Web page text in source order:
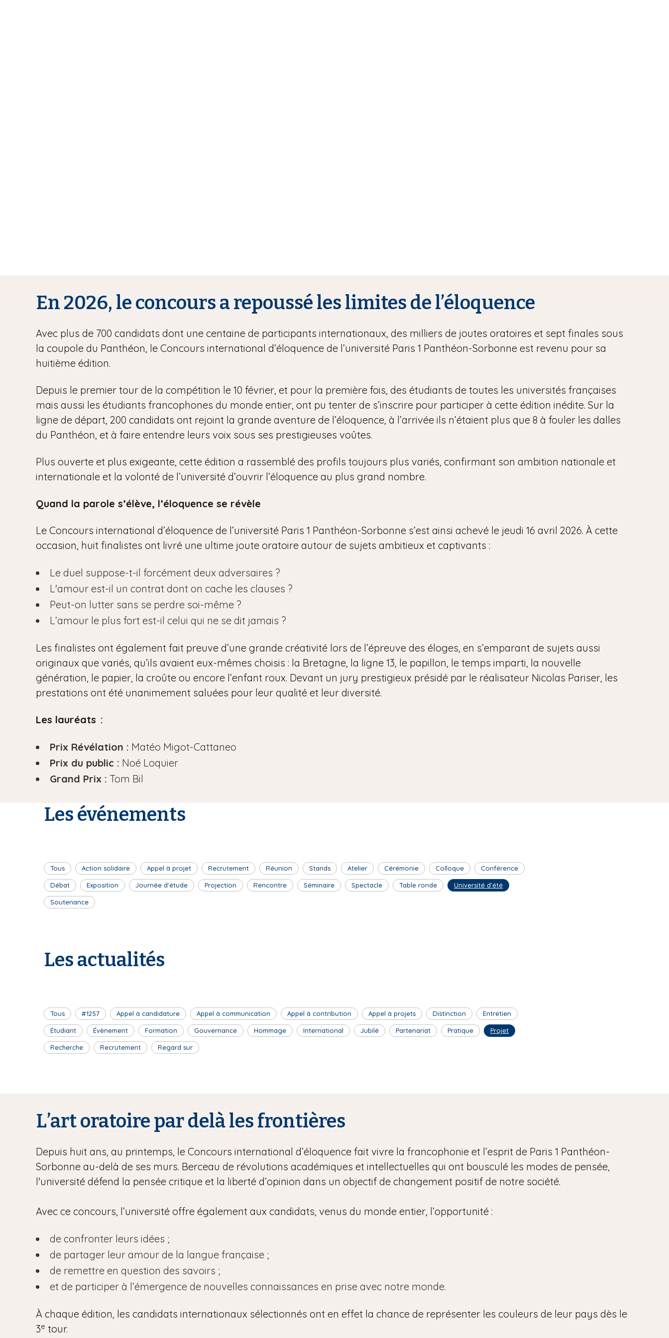
En 2026, le concours a repoussé les limites de l’éloquence
Avec plus de 700 candidats dont une centaine de participants internationaux, des milliers de joutes oratoires et sept finales sous
la coupole du Panthéon, le Concours international d’éloquence de l’université Paris 1 Panthéon-Sorbonne est revenu pour sa
huitième édition.
Depuis le premier tour de la compétition le 10 février, et pour la première fois, des étudiants de toutes les universités françaises
mais aussi les étudiants francophones du monde entier, ont pu tenter de s’inscrire pour participer à cette édition inédite. Sur la
ligne de départ, 200 candidats ont rejoint la grande aventure de l’éloquence, à l’arrivée ils n’étaient plus que 8 à fouler les dalles
du Panthéon, et à faire entendre leurs voix sous ses prestigieuses voûtes.
Plus ouverte et plus exigeante, cette édition a rassemblé des profils toujours plus variés, confirmant son ambition nationale et
internationale et la volonté de l’université d’ouvrir l’éloquence au plus grand nombre.
Quand la parole s’élève, l’éloquence se révèle
Le Concours international d’éloquence de l’université Paris 1 Panthéon-Sorbonne s’est ainsi achevé le jeudi 16 avril 2026. À cette
occasion, huit finalistes ont livré une ultime joute oratoire autour de sujets ambitieux et captivants :
Le duel suppose-t-il forcément deux adversaires ?
L'amour est-il un contrat dont on cache les clauses ?
Peut-on lutter sans se perdre soi-même ?
L’amour le plus fort est-il celui qui ne se dit jamais ?
Les finalistes ont également fait preuve d’une grande créativité lors de l’épreuve des éloges, en s’emparant de sujets aussi
originaux que variés, qu’ils avaient eux-mêmes choisis : la Bretagne, la ligne 13, le papillon, le temps imparti, la nouvelle
génération, le papier, la croûte ou encore l’enfant roux. Devant un jury prestigieux présidé par le réalisateur Nicolas Pariser, les
prestations ont été unanimement saluées pour leur qualité et leur diversité.
Les lauréats :
Prix Révélation : Matéo Migot-Cattaneo
Prix du public : Noé Loquier
Grand Prix : Tom Bil
Les événements
Tous Action solidaire Appel à projet Recrutement Réunion Stands Atelier Cérémonie Colloque Conférence
Débat Exposition Journée d'étude Projection Rencontre Séminaire Spectacle Table ronde Université d'été
Soutenance
Les actualités
Tous #1257 Appel à candidature Appel à communication Appel à contribution Appel à projets Distinction Entretien
Étudiant Évènement Formation Gouvernance Hommage International Jubilé Partenariat Pratique Projet
Recherche Recrutement Regard sur
L’art oratoire par delà les frontières
Depuis huit ans, au printemps, le Concours international d’éloquence fait vivre la francophonie et l’esprit de Paris 1 Panthéon-
Sorbonne au-delà de ses murs. Berceau de révolutions académiques et intellectuelles qui ont bousculé les modes de pensée,
l'université défend la pensée critique et la liberté d’opinion dans un objectif de changement positif de notre société.
Avec ce concours, l’université offre également aux candidats, venus du monde entier, l’opportunité :
de confronter leurs idées ;
de partager leur amour de la langue française ;
de remettre en question des savoirs ;
et de participer à l’émergence de nouvelles connaissances en prise avec notre monde.
À chaque édition, les candidats internationaux sélectionnés ont en effet la chance de représenter les couleurs de leur pays dès le
3e tour.